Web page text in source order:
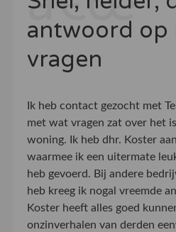
antwoord op
vragen
Ik heb contact gezocht met
met wat vragen zat over het
woning. Ik heb dhr. Koster
waarmee ik een uitermate
heb gevoerd. Bij andere
heb kreeg ik nogal vreemde
Koster heeft alles goed
onzinverhalen van derden